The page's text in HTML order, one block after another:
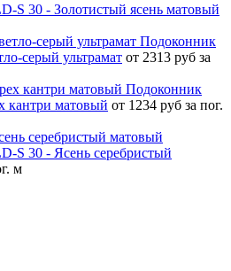
S 30 - Золотистый ясень матовый
Подоконник
серый ультрамат от 2313 руб за
Подоконник
кантри матовый от 1234 руб за пог.
S 30 - Ясень серебристый
м